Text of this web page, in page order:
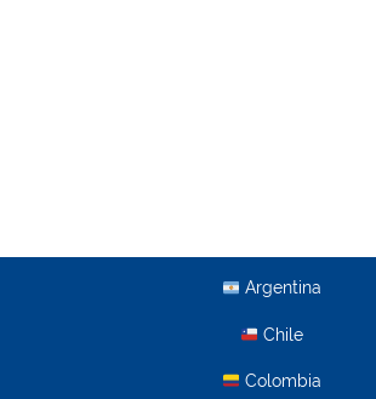
Argentina
Chile
Colombia